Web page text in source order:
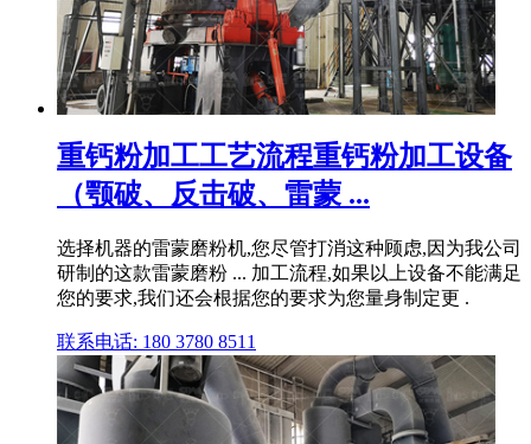
重钙粉加工工艺流程重钙粉加工设备
（颚破、反击破、雷蒙 ...
选择机器的雷蒙磨粉机,您尽管打消这种顾虑,因为我公司
研制的这款雷蒙磨粉 ... 加工流程,如果以上设备不能满足
您的要求,我们还会根据您的要求为您量身制定更 .
联系电话: 180 3780 8511